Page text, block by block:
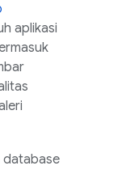
aplikasi
database